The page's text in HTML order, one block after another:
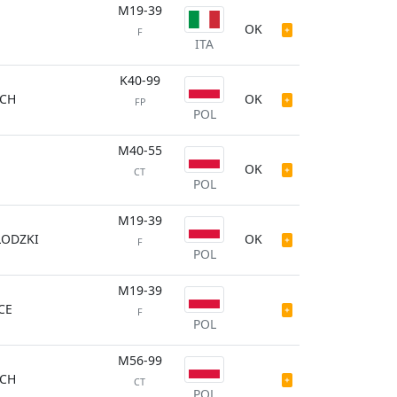
M19-39
F
ITA
OK
K40-99
FP
POL
OK
M40-55
CT
POL
OK
M19-39
F
POL
OK
M19-39
F
POL
M56-99
CT